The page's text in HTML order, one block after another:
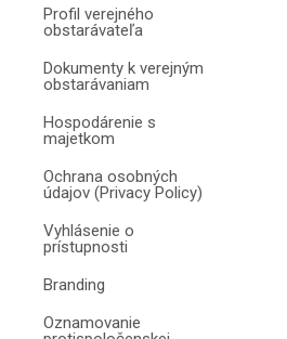
Profil verejného
obstarávateľa
Dokumenty k verejným
obstarávaniam
Hospodárenie s
majetkom
Ochrana osobných
údajov (Privacy Policy)
Vyhlásenie o
prístupnosti
Branding
Oznamovanie